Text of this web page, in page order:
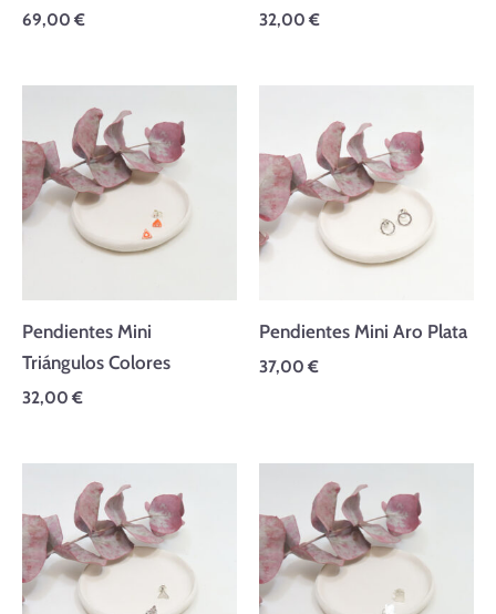
69,00 € 32,00 €
Pendientes Mini
Triángulos Colores
32,00 €
Pendientes Mini Aro Plata
37,00 €